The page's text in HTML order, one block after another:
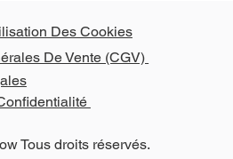
Des Cookies
De Vente (CGV)
Tous droits réservés.